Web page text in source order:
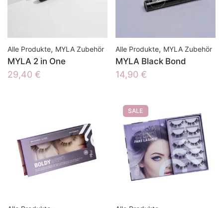
Alle Produkte, MYLA Zubehör
MYLA 2 in One
29,40 €
Alle Produkte, MYLA Zubehör
MYLA Black Bond
14,90 €
SALE